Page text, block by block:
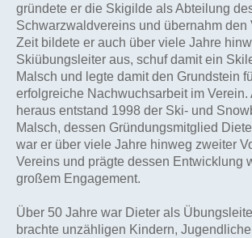
gründete er die Skigilde als Abteilung
Schwarzwaldvereins und übernahm den
Zeit bildete er auch über viele Jahre
Skiübungsleiter aus, schuf damit ein
Malsch und legte damit den Grundstein
erfolgreiche Nachwuchsarbeit im Verein.
heraus entstand 1998 der Ski- und
Malsch, dessen Gründungsmitglied
war er über viele Jahre hinweg zweiter
Vereins und prägte dessen Entwicklung
großem Engagement.
Über 50 Jahre war Dieter als
brachte unzähligen Kindern,